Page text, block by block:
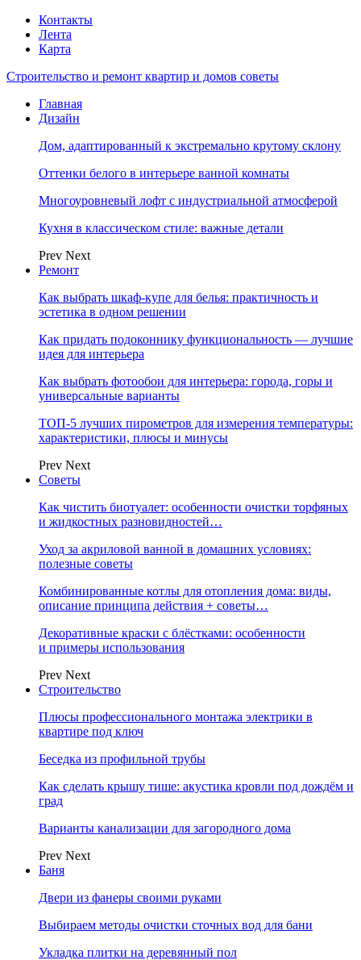
Контакты
Лента
Карта
Строительство и ремонт квартир и домов советы
Главная
Дизайн
Дом, адаптированный к экстремально крутому склону
Оттенки белого в интерьере ванной комнаты
Многоуровневый лофт с индустриальной атмосферой
Кухня в классическом стиле: важные детали
Prev Next
Ремонт
Как выбрать шкаф-купе для белья: практичность и
эстетика в одном решении
Как придать подоконнику функциональность — лучшие
идея для интерьера
Как выбрать фотообои для интерьера: города, горы и
универсальные варианты
ТОП-5 лучших пирометров для измерения температуры:
характеристики, плюсы и минусы
Prev Next
Советы
Как чистить биотуалет: особенности очистки торфяных
и жидкостных разновидностей…
Уход за акриловой ванной в домашних условиях:
полезные советы
Комбинированные котлы для отопления дома: виды,
описание принципа действия + советы…
Декоративные краски с блёстками: особенности
и примеры использования
Prev Next
Строительство
Плюсы профессионального монтажа электрики в
квартире под ключ
Беседка из профильной трубы
Как сделать крышу тише: акустика кровли под дождём и
град
Варианты канализации для загородного дома
Prev Next
Баня
Двери из фанеры своими руками
Выбираем методы очистки сточных вод для бани
Укладка плитки на деревянный пол